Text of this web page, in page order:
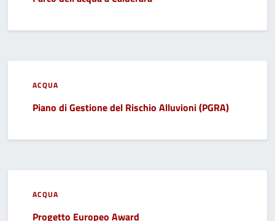
ACQUA
Piano di Gestione del Rischio Alluvioni (PGRA)
ACQUA
Progetto Europeo Award